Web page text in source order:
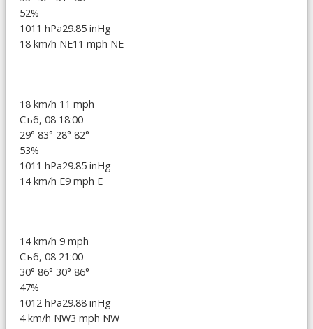
52%
1011 hPa29.85 inHg
18 km/h NE11 mph NE
18 km/h 11 mph
Съб, 08 18:00
29° 83° 28° 82°
53%
1011 hPa29.85 inHg
14 km/h E9 mph E
14 km/h 9 mph
Съб, 08 21:00
30° 86° 30° 86°
47%
1012 hPa29.88 inHg
4 km/h NW3 mph NW